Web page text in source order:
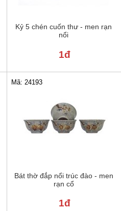
Kỷ 5 chén cuốn thư - men rạn
nổi
1đ
Bát thờ đắp nổi trúc đào - men
rạn cổ
Mã: 24193
1đ